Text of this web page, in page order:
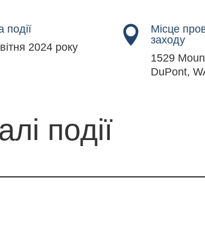
події
2024 року

Місце
заходу
1529
DuPont,
події